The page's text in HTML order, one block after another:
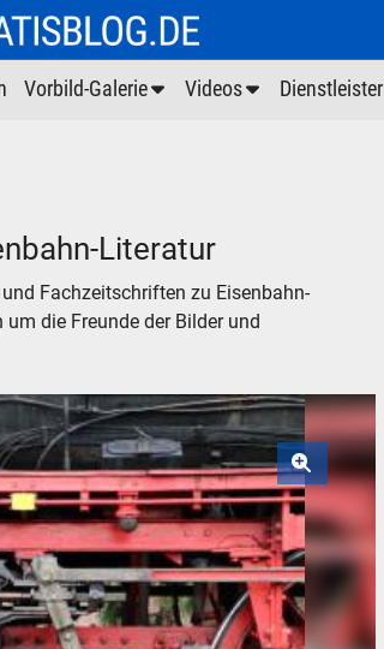
Vorbild-Galerie Videos Dienstleister
Literatur
Fachzeitschriften zu Eisenbahn-
die Freunde der Bilder und